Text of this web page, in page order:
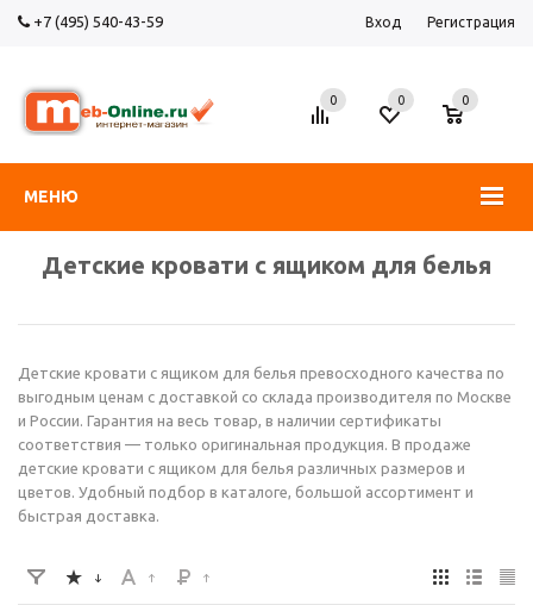
+7 (495) 540-43-59 Вход Регистрация
МЕНЮ
0 0
0
Детские кровати с ящиком для белья
Детские кровати с ящиком для белья превосходного качества по
выгодным ценам с доставкой со склада производителя по Москве
и России. Гарантия на весь товар, в наличии сертификаты
соответствия — только оригинальная продукция. В продаже
детские кровати с ящиком для белья различных размеров и
цветов. Удобный подбор в каталоге, большой ассортимент и
быстрая доставка.